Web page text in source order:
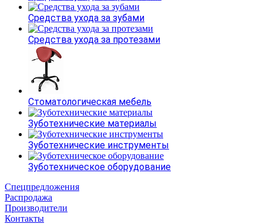
Средства ухода за зубами
Средства ухода за протезами
Стоматологическая мебель
Зуботехнические материалы
Зуботехнические инструменты
Зуботехническое оборудование
Спецпредложения
Распродажа
Производители
Контакты